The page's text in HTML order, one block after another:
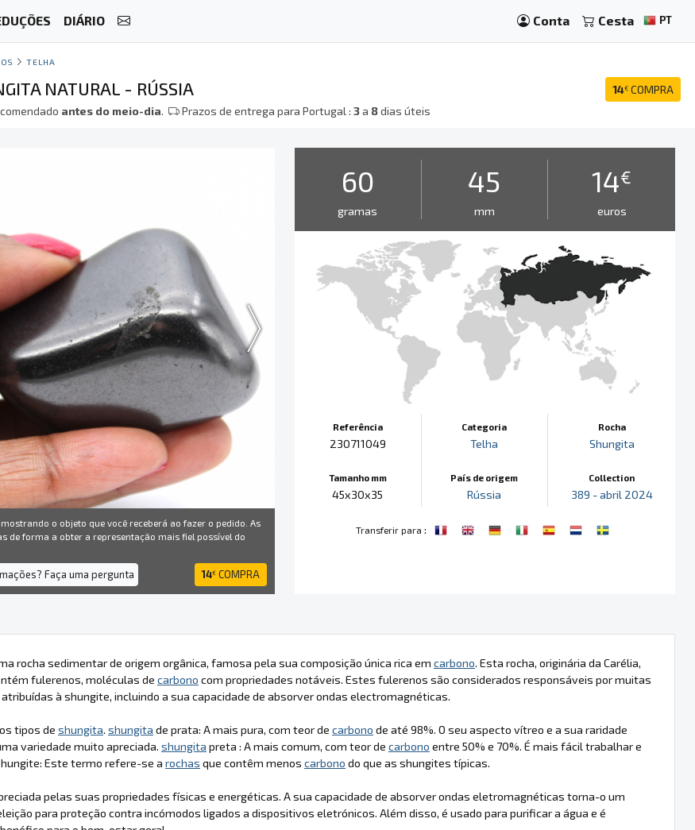
DIÁRIO Conta Cesta PT
TELHA
14€ COMPRA
NATURAL - RÚSSIA
antes do meio-dia. Prazos de entrega para Portugal :3a 8dias úteis
o objeto que você receberá ao fazer o pedido. As
de forma a obter a representação mais fiel possível do
Faça uma pergunta 14€ COMPRA
60
gramas
45
mm
14€
euros
Referência
230711049
Tamanho mm
45x30x35
Categoria
Telha
País de origem
Rússia
Rocha
Shungita
Collection
389 - abril 2024
Transferir para :
rocha sedimentar de origem orgânica, famosa pela sua composição única rica em carbono. Esta rocha, originária da Carélia,
fulerenos, moléculas de carbono com propriedades notáveis. Estes fulerenos são considerados responsáveis por muitas
à shungite, incluindo a sua capacidade de absorver ondas electromagnéticas.
tipos de shungita. shungita de prata: A mais pura, com teor de carbono de até 98%. O seu aspecto vítreo e a sua raridade
variedade muito apreciada. shungita preta : A mais comum, com teor de carbono entre 50% e 70%. É mais fácil trabalhar e
Este termo refere-se a rochas que contêm menos carbono do que as shungites típicas.
pelas suas propriedades físicas e energéticas. A sua capacidade de absorver ondas eletromagnéticas torna-o um
para proteção contra incómodos ligados a dispositivos eletrónicos. Além disso, é usado para purificar a água e é